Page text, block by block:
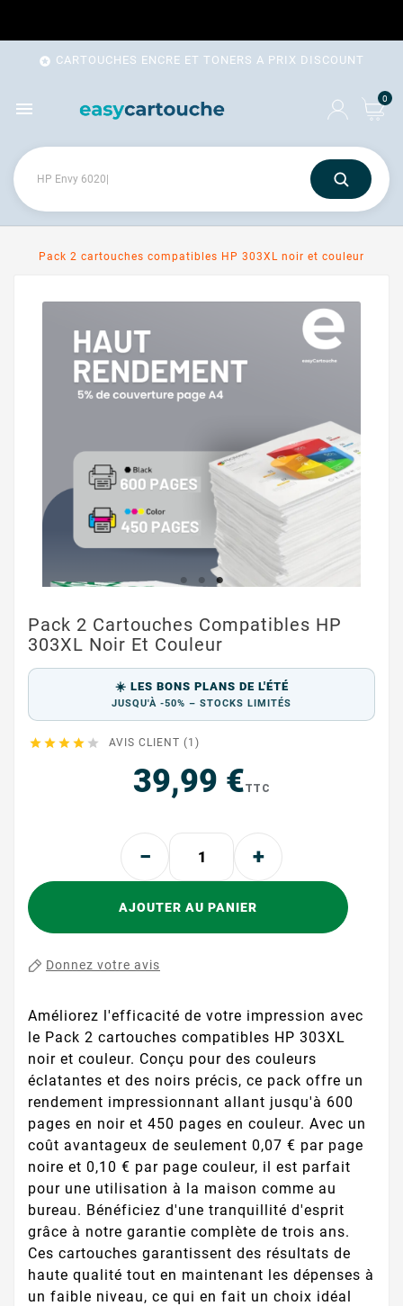
 CARTOUCHES ENCRE ET TONERS A PRIX DISCOUNT
 0
Pack 2 cartouches compatibles HP 303XL noir et couleur
Pack 2 Cartouches Compatibles HP
303XL Noir Et Couleur
☀️ LES BONS PLANS DE L'ÉTÉ
JUSQU'À -50% – STOCKS LIMITÉS
     AVIS CLIENT (1)
39,99 €TTC
AJOUTER AU PANIER
Donnez votre avis
Améliorez l'efficacité de votre impression avec
le Pack 2 cartouches compatibles HP 303XL
noir et couleur. Conçu pour des couleurs
éclatantes et des noirs précis, ce pack offre un
rendement impressionnant allant jusqu'à 600
pages en noir et 450 pages en couleur. Avec un
coût avantageux de seulement 0,07 € par page
noire et 0,10 € par page couleur, il est parfait
pour une utilisation à la maison comme au
bureau. Bénéficiez d'une tranquillité d'esprit
grâce à notre garantie complète de trois ans.
Ces cartouches garantissent des résultats de
haute qualité tout en maintenant les dépenses à
un faible niveau, ce qui en fait un choix idéal